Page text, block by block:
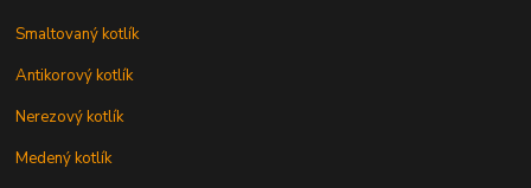
Smaltovaný kotlík
Antikorový kotlík
Nerezový kotlík
Medený kotlík